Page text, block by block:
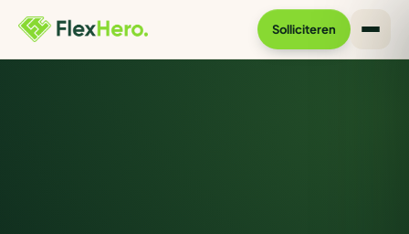
Solliciteren